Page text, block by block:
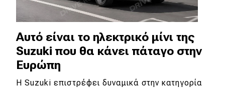
Συμβουλές
ΚΤΕΟ
Οδική βοήθεια
eDRIVE
Αυτό είναι το ηλεκτρικό μίνι της
Suzuki που θα κάνει πάταγο στην
Ευρώπη
Η Suzuki επιστρέφει δυναμικά στην κατηγορία